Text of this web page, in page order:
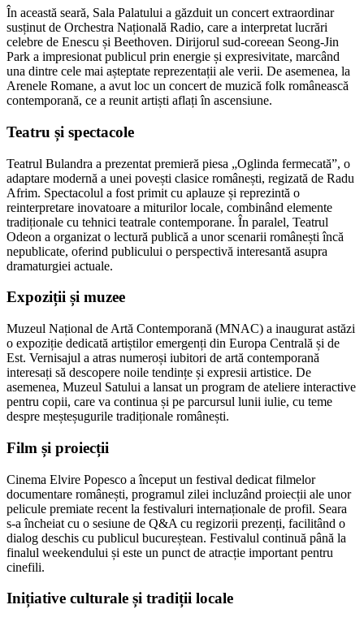
În această seară, Sala Palatului a găzduit un concert extraordinar
susținut de Orchestra Națională Radio, care a interpretat lucrări
celebre de Enescu și Beethoven. Dirijorul sud-coreean Seong-Jin
Park a impresionat publicul prin energie și expresivitate, marcând
una dintre cele mai așteptate reprezentații ale verii. De asemenea, la
Arenele Romane, a avut loc un concert de muzică folk românească
contemporană, ce a reunit artiști aflați în ascensiune.
Teatru și spectacole
Teatrul Bulandra a prezentat premieră piesa „Oglinda fermecată”, o
adaptare modernă a unei povești clasice românești, regizată de Radu
Afrim. Spectacolul a fost primit cu aplauze și reprezintă o
reinterpretare inovatoare a miturilor locale, combinând elemente
tradiționale cu tehnici teatrale contemporane. În paralel, Teatrul
Odeon a organizat o lectură publică a unor scenarii românești încă
nepublicate, oferind publicului o perspectivă interesantă asupra
dramaturgiei actuale.
Expoziții și muzee
Muzeul Național de Artă Contemporană (MNAC) a inaugurat astăzi
o expoziție dedicată artiștilor emergenți din Europa Centrală și de
Est. Vernisajul a atras numeroși iubitori de artă contemporană
interesați să descopere noile tendințe și expresii artistice. De
asemenea, Muzeul Satului a lansat un program de ateliere interactive
pentru copii, care va continua și pe parcursul lunii iulie, cu teme
despre meșteșugurile tradiționale românești.
Film și proiecții
Cinema Elvire Popesco a început un festival dedicat filmelor
documentare românești, programul zilei incluzând proiecții ale unor
pelicule premiate recent la festivaluri internaționale de profil. Seara
s-a încheiat cu o sesiune de Q&A cu regizorii prezenți, facilitând o
dialog deschis cu publicul bucureștean. Festivalul continuă până la
finalul weekendului și este un punct de atracție important pentru
cinefili.
Inițiative culturale și tradiții locale